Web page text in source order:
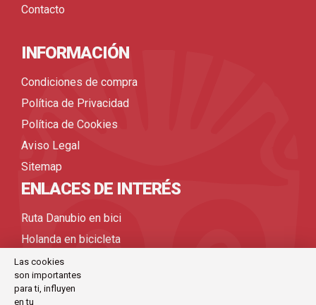
Contacto
INFORMACIÓN
Condiciones de compra
Política de Privacidad
Política de Cookies
Aviso Legal
Sitemap
ENLACES DE INTERÉS
Ruta Danubio en bici
Holanda en bicicleta
Viajes bicicleta organizados
Viajes en bicicleta por Europa
Las cookies
son importantes
para ti, influyen
en tu